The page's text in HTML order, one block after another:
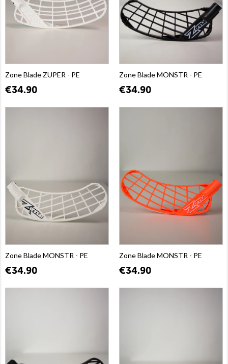
Zone Blade ZUPER - PE
€34.90
Zone Blade MONSTR - PE
€34.90
Zone Blade MONSTR - PE
€34.90
Zone Blade MONSTR - PE
€34.90